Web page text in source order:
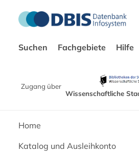
Suchen Fachgebiete Hilfe
Zugang über
Wissenschaftliche
Home
Katalog und Ausleihkonto